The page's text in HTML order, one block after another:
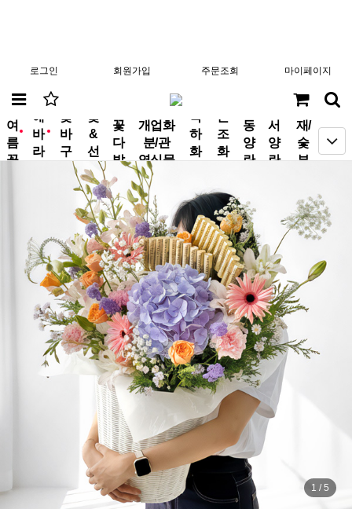
로그인 회원가입 주문조회 마이페이지
new
여
름
꽃
new
해
바
라
꽃
바
구
꽃
&
선
물
꽃
다
발
개업화
분/관
엽식물
축
하
화
근
조
화
동
양
란
서
양
란
분
재/
숯
부
1 / 5